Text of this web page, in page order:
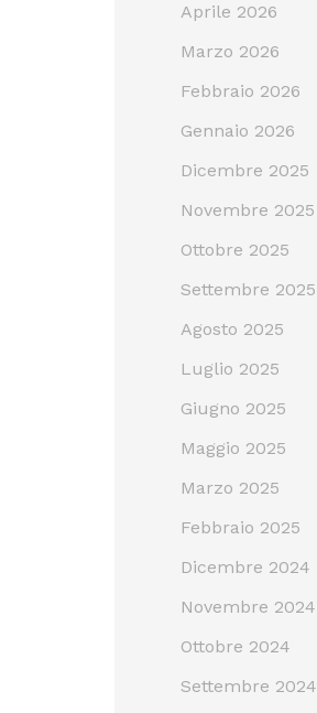
Aprile 2026
Marzo 2026
Febbraio 2026
Gennaio 2026
Dicembre 2025
Novembre 2025
Ottobre 2025
Settembre 2025
Agosto 2025
Luglio 2025
Giugno 2025
Maggio 2025
Marzo 2025
Febbraio 2025
Dicembre 2024
Novembre 2024
Ottobre 2024
Settembre 2024